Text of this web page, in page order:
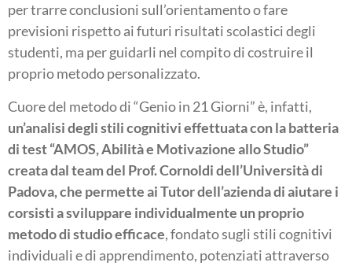
per trarre conclusioni sull’orientamento o fare
previsioni rispetto ai futuri risultati scolastici degli
studenti, ma per guidarli nel compito di costruire il
proprio metodo personalizzato.
Cuore del metodo di “Genio in 21 Giorni” è, infatti,
un’analisi degli stili cognitivi effettuata con la batteria
di test “AMOS, Abilità e Motivazione allo Studio”
creata dal team del Prof. Cornoldi dell’Università di
Padova, che permette ai Tutor dell’azienda di aiutare i
corsisti a sviluppare individualmente un proprio
metodo di studio efficace, fondato sugli stili cognitivi
individuali e di apprendimento, potenziati attraverso